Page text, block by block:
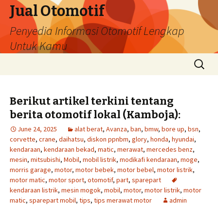
Jual Otomotif
Penyedia Informasi Otomotif Lengkap
Untuk Kamu
Search
for:
Berikut artikel terkini tentang
berita otomotif lokal (Kamboja):
June 24, 2025 alat berat, Avanza, ban, bmw, bore up, bsn,
corvette, crane, daihatsu, diskon ppnbm, glory, honda, hyundai,
kendaraan, kendaraan bekad, matic, merawat, mercedes benz,
mesin, mitsubishi, Mobil, mobil listrik, modikafi kendaraan, moge,
morris garage, motor, motor bebek, motor bebel, motor listrik,
motor matic, motor sport, otomotif, part, sparepart
kendaraan listrik, mesin mogok, mobil, motor, motor listrik, motor
matic, sparepart mobil, tips, tips merawat motor admin